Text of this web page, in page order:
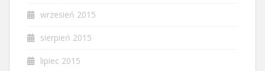
wrzesień 2015
sierpień 2015
lipiec 2015